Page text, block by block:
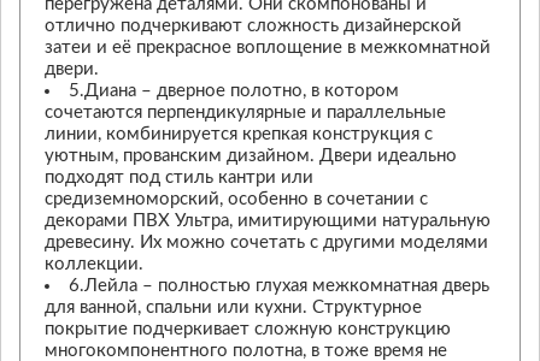
перегружена деталями. Они скомпонованы и
отлично подчеркивают сложность дизайнерской
затеи и её прекрасное воплощение в межкомнатной
двери.
5.Диана – дверное полотно, в котором
сочетаются перпендикулярные и параллельные
линии, комбинируется крепкая конструкция с
уютным, прованским дизайном. Двери идеально
подходят под стиль кантри или
средиземноморский, особенно в сочетании с
декорами ПВХ Ультра, имитирующими натуральную
древесину. Их можно сочетать с другими моделями
коллекции.
6.Лейла – полностью глухая межкомнатная дверь
для ванной, спальни или кухни. Структурное
покрытие подчеркивает сложную конструкцию
многокомпонентного полотна, в тоже время не